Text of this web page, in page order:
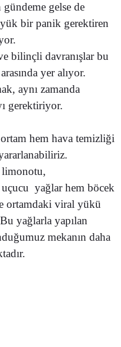
gelse de
bir panik gerektiren
bilinçli davranışlar bu
yer alıyor.
aynı zamanda
gerektiriyor.
hem hava temizliği
yağlar hem böcek
ortamdaki viral yükü
yağlarla yapılan
mekanın daha